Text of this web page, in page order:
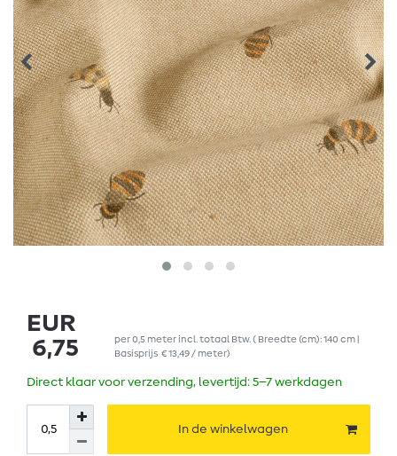
EUR
6,75
per0,5 meter incl. totaal Btw. ( Breedte (cm): 140 cm |
Basisprijs€ 13,49 / meter)
Direct klaar voor verzending, levertijd: 5–7 werkdagen
In de winkelwagen